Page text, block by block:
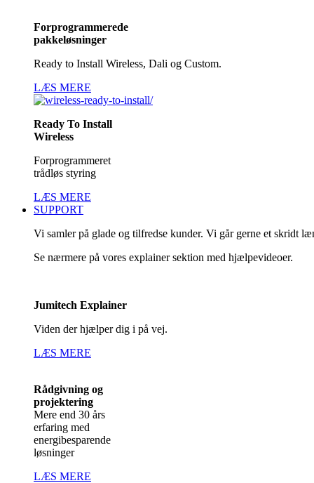
Forprogrammerede
pakkeløsninger
Ready to Install Wireless, Dali og Custom.
LÆS MERE
Ready To Install
Wireless
Forprogrammeret
trådløs styring
LÆS MERE
SUPPORT
Vi samler på glade og tilfredse kunder. Vi går gerne et skridt
Se nærmere på vores explainer sektion med hjælpevideoer.
Jumitech Explainer
Viden der hjælper dig i på vej.
LÆS MERE
Rådgivning og
projektering
Mere end 30 års
erfaring med
energibesparende
løsninger
LÆS MERE